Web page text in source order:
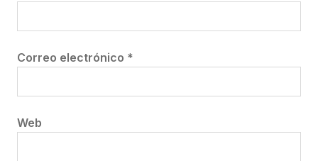
Correo electrónico *
Web